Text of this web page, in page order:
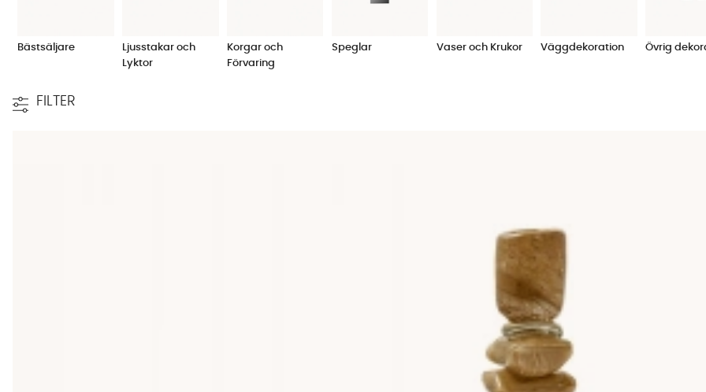
Bästsäljare
Ljusstakar och
Lyktor
Korgar och
Förvaring
Speglar Vaser och Krukor Väggdekoration Övrig
FILTER